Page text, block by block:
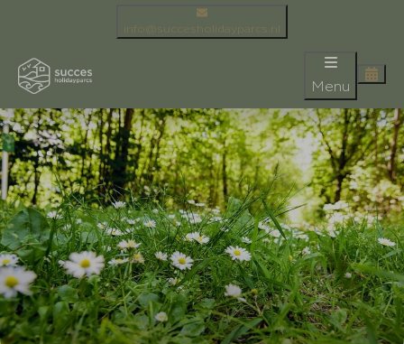
info@succesholidayparcs.nl
Menu